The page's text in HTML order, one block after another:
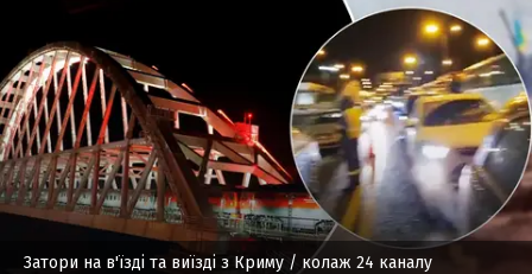
Затори на в'їзді та виїзді з Криму / колаж 24 каналу